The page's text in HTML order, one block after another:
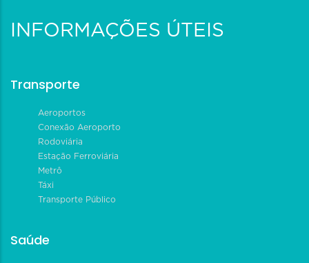
INFORMAÇÕES ÚTEIS
Transporte
Aeroportos
Conexão Aeroporto
Rodoviária
Estação Ferroviária
Metrô
Táxi
Transporte Público
Saúde